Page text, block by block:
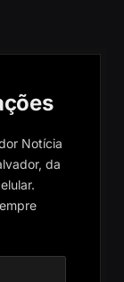
Notícia
da